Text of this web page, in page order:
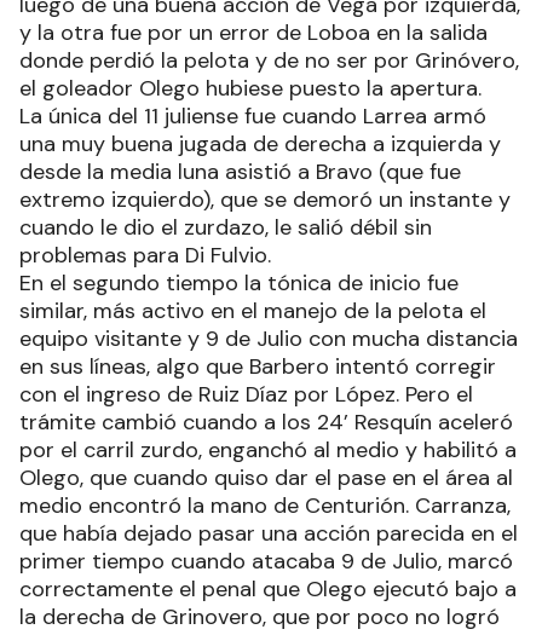
y la otra fue por un error de Loboa en la salida
donde perdió la pelota y de no ser por Grinóvero,
el goleador Olego hubiese puesto la apertura.
La única del 11 juliense fue cuando Larrea armó
una muy buena jugada de derecha a izquierda y
desde la media luna asistió a Bravo (que fue
extremo izquierdo), que se demoró un instante y
cuando le dio el zurdazo, le salió débil sin
problemas para Di Fulvio.
En el segundo tiempo la tónica de inicio fue
similar, más activo en el manejo de la pelota el
equipo visitante y 9 de Julio con mucha distancia
en sus líneas, algo que Barbero intentó corregir
con el ingreso de Ruiz Díaz por López. Pero el
trámite cambió cuando a los 24’ Resquín aceleró
por el carril zurdo, enganchó al medio y habilitó a
Olego, que cuando quiso dar el pase en el área al
medio encontró la mano de Centurión. Carranza,
que había dejado pasar una acción parecida en el
primer tiempo cuando atacaba 9 de Julio, marcó
correctamente el penal que Olego ejecutó bajo a
la derecha de Grinovero, que por poco no logró